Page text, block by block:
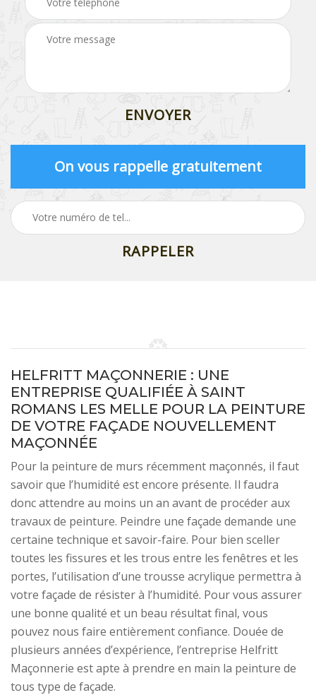
On vous rappelle gratuitement
HELFRITT MAÇONNERIE : UNE
ENTREPRISE QUALIFIÉE À SAINT
ROMANS LES MELLE POUR LA PEINTURE
DE VOTRE FAÇADE NOUVELLEMENT
MAÇONNÉE
Pour la peinture de murs récemment maçonnés, il faut
savoir que l’humidité est encore présente. Il faudra
donc attendre au moins un an avant de procéder aux
travaux de peinture. Peindre une façade demande une
certaine technique et savoir-faire. Pour bien sceller
toutes les fissures et les trous entre les fenêtres et les
portes, l’utilisation d’une trousse acrylique permettra à
votre façade de résister à l’humidité. Pour vous assurer
une bonne qualité et un beau résultat final, vous
pouvez nous faire entièrement confiance. Douée de
plusieurs années d’expérience, l’entreprise Helfritt
Maçonnerie est apte à prendre en main la peinture de
tous type de façade.